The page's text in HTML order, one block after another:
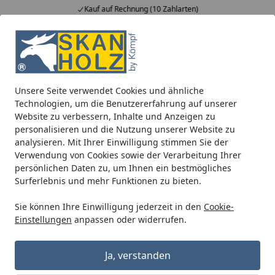
Unsere Seite verwendet Cookies und ähnliche
Technologien, um die Benutzererfahrung auf unserer
Website zu verbessern, Inhalte und Anzeigen zu
personalisieren und die Nutzung unserer Website zu
analysieren. Mit Ihrer Einwilligung stimmen Sie der
Verwendung von Cookies sowie der Verarbeitung Ihrer
persönlichen Daten zu, um Ihnen ein bestmögliches
Surferlebnis und mehr Funktionen zu bieten.
Sie können Ihre Einwilligung jederzeit in den Cookie-
Einstellungen anpassen oder widerrufen.
Ja, verstanden
Kauf auf Rechnung (10 Zahlarten)
Alle Produkte
Mein Konto
Suchen
Startseite
Lieferung an Schrebergarten?
Wird in Schrebergartenanlagen
geliefert?
Ja, wir liefern auch inSchrebergartenanlagenund
Kleingartenkolonien.
Wenn Sie in diesem Fall auf Rechnung bestellen
möchten, weicht Ihre Lieferanschrift von Ihrer
zur Identifikation ist nötig. Dies dient der Sicherheit und
verhindert Betrugsfälle. Daher werden wir Sie in diesem